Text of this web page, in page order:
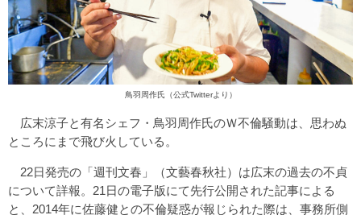
鳥羽周作氏（公式Twitterより）
広末涼子と有名シェフ・鳥羽周作氏のＷ不倫騒動は、思わぬ
ところにまで飛び火している。
22日発売の「週刊文春」（文藝春秋社）は広末の過去の不貞
について詳報。21日の電子版にて先行公開された記事による
と、2014年に佐藤健との不倫疑惑が報じられた際は、事務所側